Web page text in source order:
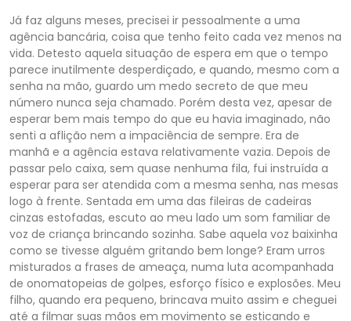
Já faz alguns meses, precisei ir pessoalmente a uma
agência bancária, coisa que tenho feito cada vez menos na
vida. Detesto aquela situação de espera em que o tempo
parece inutilmente desperdiçado, e quando, mesmo com a
senha na mão, guardo um medo secreto de que meu
número nunca seja chamado. Porém desta vez, apesar de
esperar bem mais tempo do que eu havia imaginado, não
senti a aflição nem a impaciência de sempre. Era de
manhã e a agência estava relativamente vazia. Depois de
passar pelo caixa, sem quase nenhuma fila, fui instruída a
esperar para ser atendida com a mesma senha, nas mesas
logo à frente. Sentada em uma das fileiras de cadeiras
cinzas estofadas, escuto ao meu lado um som familiar de
voz de criança brincando sozinha. Sabe aquela voz baixinha
como se tivesse alguém gritando bem longe? Eram urros
misturados a frases de ameaça, numa luta acompanhada
de onomatopeias de golpes, esforço físico e explosões. Meu
filho, quando era pequeno, brincava muito assim e cheguei
até a filmar suas mãos em movimento se esticando e